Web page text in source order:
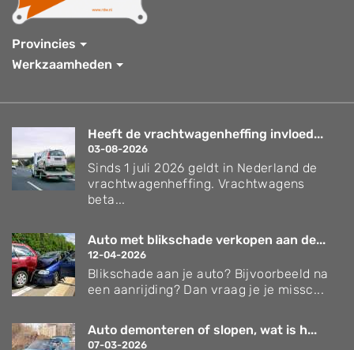
Provincies
Werkzaamheden
Heeft de vrachtwagenheffing invloed...
03-08-2026
Sinds 1 juli 2026 geldt in Nederland de
vrachtwagenheffing. Vrachtwagens
beta...
Auto met blikschade verkopen aan de...
12-04-2026
Blikschade aan je auto? Bijvoorbeeld na
een aanrijding? Dan vraag je je missc...
Auto demonteren of slopen, wat is h...
07-03-2026